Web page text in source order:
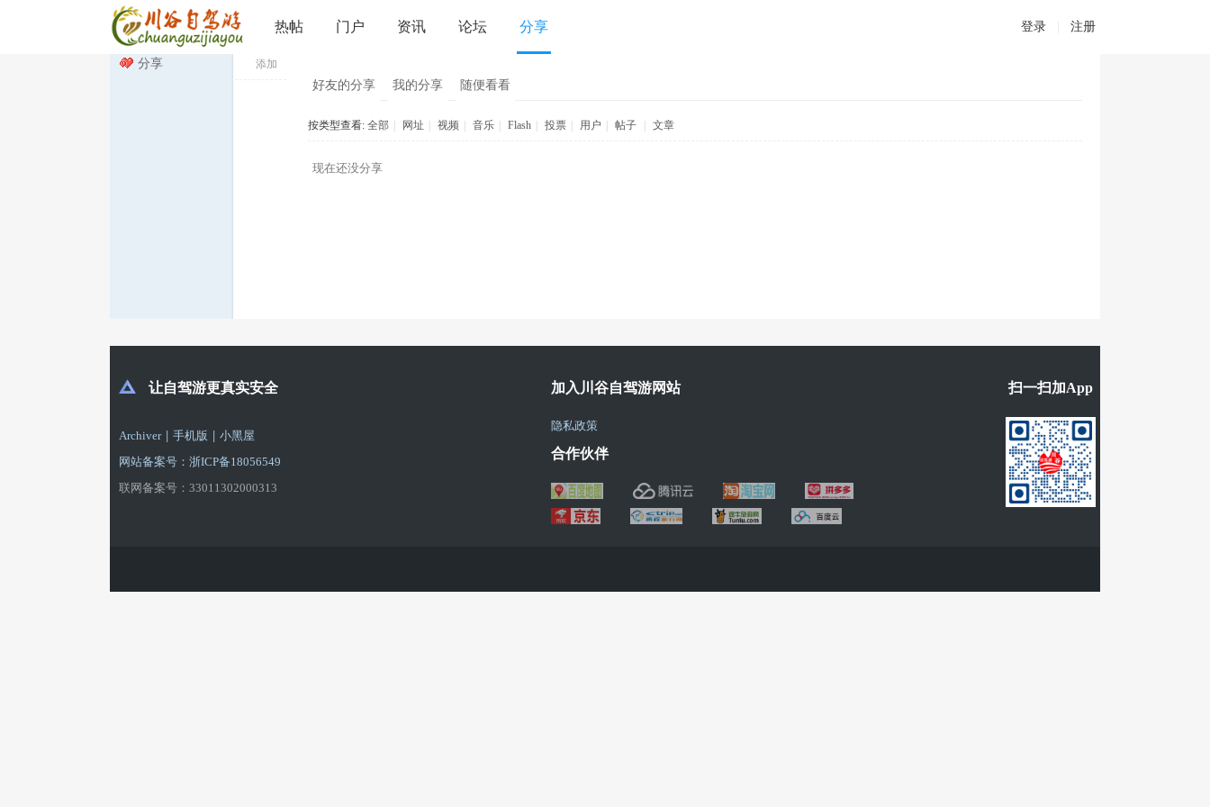
热帖 门户 资讯 论坛 分享 登录 注册
川›
分享
添加
分享
好友的分享
我的分享 随便看看
按类型查看: 全部 网址 视频 音乐 Flash 投票 用户 帖子 文章
现在还没分享
让自驾游更真实安全
Archiver | 手机版 | 小黑屋
网站备案号：浙ICP备18056549
联网备案号：33011302000313
加入川谷自驾游网站
隐私政策
合作伙伴
扫一扫加App